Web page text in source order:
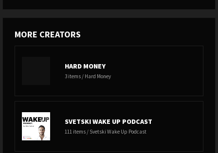
MORE CREATORS
HARD MONEY
3 items / Hard Money
SVETSKI WAKE UP PODCAST
111 items / Svetski Wake Up Podcast